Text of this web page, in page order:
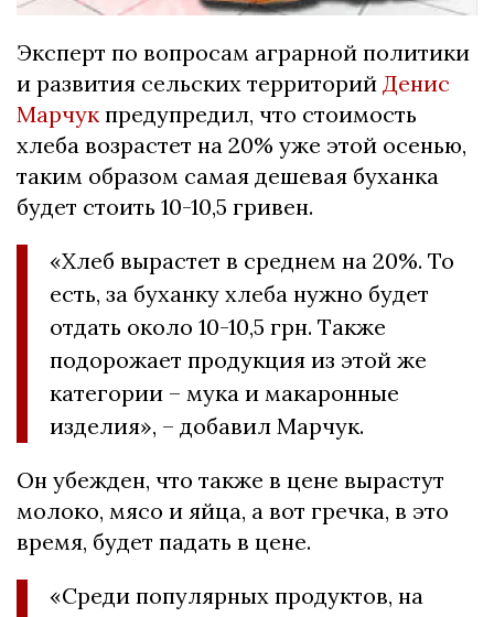
Эксперт по вопросам аграрной политики
и развития сельских территорий Денис
Марчук предупредил, что стоимость
хлеба возрастет на 20% уже этой осенью,
таким образом самая дешевая буханка
будет стоить 10-10,5 гривен.
«Хлеб вырастет в среднем на 20%. То
есть, за буханку хлеба нужно будет
отдать около 10-10,5 грн. Также
подорожает продукция из этой же
категории – мука и макаронные
изделия», – добавил Марчук.
Он убежден, что также в цене вырастут
молоко, мясо и яйца, а вот гречка, в это
время, будет падать в цене.
«Среди популярных продуктов, на